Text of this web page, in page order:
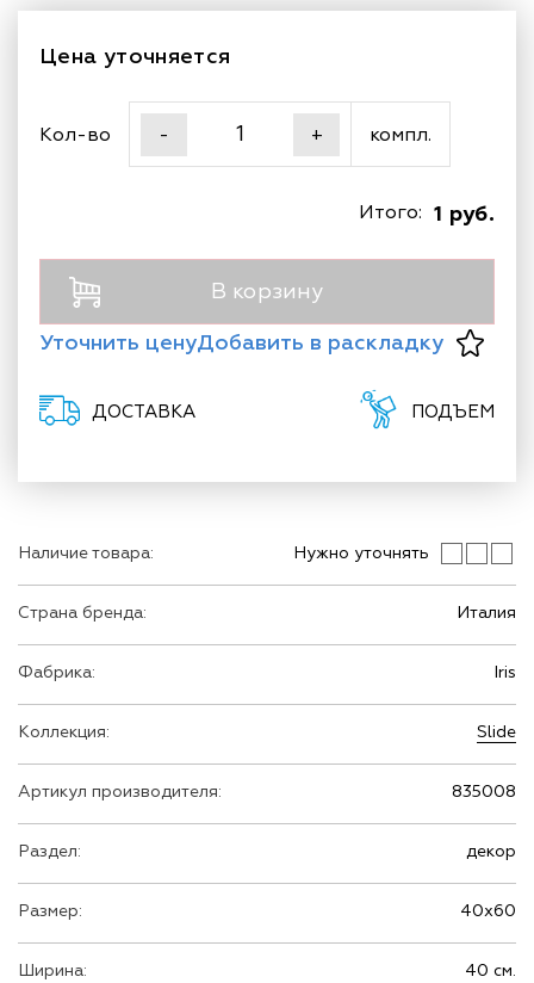
Наличие товара: Нужно уточнять
Страна бренда: Италия
Фабрика: Iris
Коллекция: Slide
Артикул производителя: 835008
Раздел: декор
Размер: 40х60
Ширина: 40 см.
Цена уточняется
Кол-во - + компл.
1 руб.
Итого:
В корзину
Уточнить ценуДобавить в раскладку
ДОСТАВКА ПОДЪЕМ